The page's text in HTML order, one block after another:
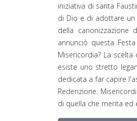
iniziativa di santa
di Dio e di adottare un
della canonizzazione
annunciò questa
Misericordia? La
esiste uno stretto
dedicata a far capire
Redenzione.
di quella che merita ed